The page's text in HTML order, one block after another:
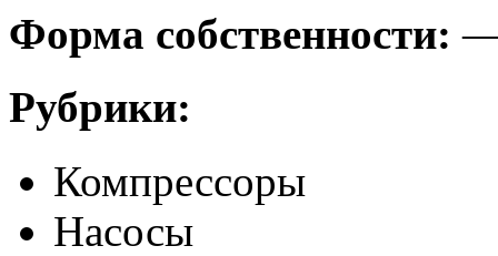
Форма собственности:
Рубрики:
Компрессоры
Насосы